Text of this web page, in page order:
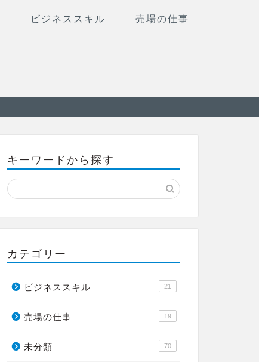
ビジネススキル 売場の仕事
キーワードから探す
カテゴリー
ビジネススキル 21
売場の仕事 19
未分類 70